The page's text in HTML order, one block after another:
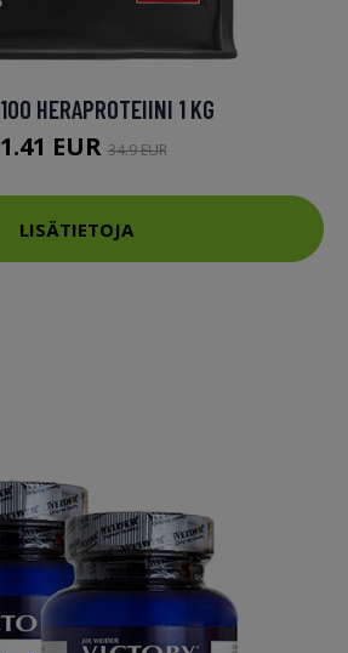
HERAPROTEIINI 1 KG​
EUR34.9 EUR
LISÄTIETOJA